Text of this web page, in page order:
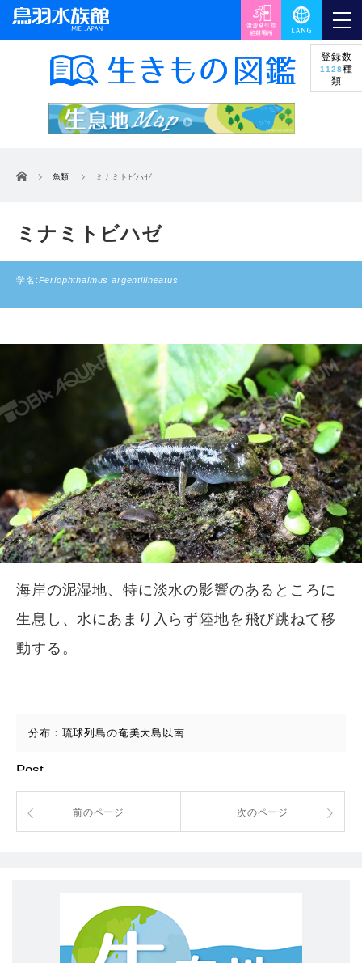
登録数
1128種
類
ホーム 魚類 ミナミトビハゼ
ミナミトビハゼ
学名:Periophthalmus argentilineatus
海岸の泥湿地、特に淡水の影響のあるところに
生息し、水にあまり入らず陸地を飛び跳ねて移
動する。
分布：琉球列島の奄美大島以南
Post
前のページ 次のページ